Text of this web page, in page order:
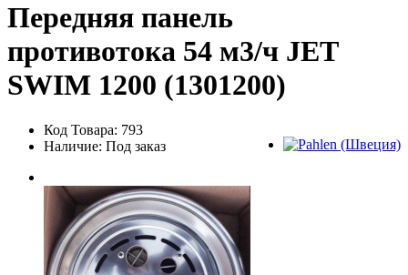
Передняя панель
противотока 54 м3/ч JET
SWIM 1200 (1301200)
Код Товара: 793
Наличие: Под заказ